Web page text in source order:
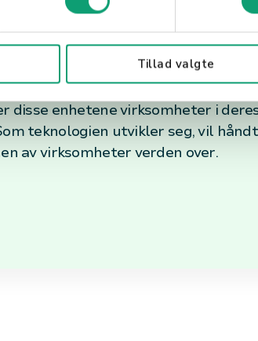
Tillad valgte
teknologi i mange industrier,
Ved å tilby en
enhetene virksomheter i
teknologien utvikler seg, vil
av virksomheter verden over.